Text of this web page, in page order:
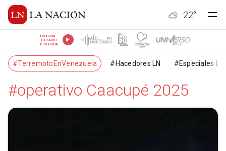
22°
ESCUCHÁ
TU RADIO
PREFERIDA
#TerremotoEnVenezuela #Hacedores LN #Especiales LN
#operativo Caacupé 2025